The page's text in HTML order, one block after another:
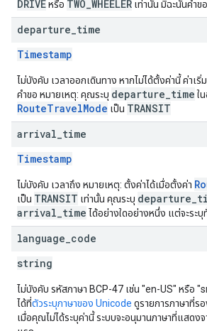
DRIVEหรือ TWO_WHEELER เท่านั้น มิฉะนั้นคำข
departure time
Timestamp
ไม่บังคับ เวลาออกเดินทาง หากไม่ได้ตั้งค่านี้ ค่าเ
คำขอ หมายเหตุ: คุณระบุ departure_time ใ
RouteTravelMode เป็น TRANSIT
arrival time
Timestamp
ไม่บังคับ เวลาถึง หมายเหตุ: ตั้งค่าได้เมื่อตั้งค่า
เป็น TRANSIT เท่านั้น คุณระบุ
arrival_time ได้อย่างใดอย่างหนึ่ง แต่จะระบุ
language code
string
ไม่บังคับ รหัสภาษา BCP-47 เช่น "en-US" หรือ
ได้ที่ตัวระบุภาษาของ Unicode ดูรายการภาษาที่ร
เมื่อคุณไม่ได้ระบุค่านี้ ระบบจะอนุมานภาษาที่แสด